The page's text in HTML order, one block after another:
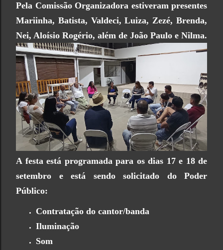
Pela Comissão Organizadora estiveram presentes
Mariinha, Batista, Valdeci, Luiza, Zezé, Brenda,
Nei, Aloísio Rogério, além de João Paulo e Nilma.
A festa está programada para os dias 17 e 18 de
setembro e está sendo solicitado do Poder
Público:
Contratação do cantor/banda
Iluminação
Som